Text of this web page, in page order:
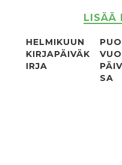
LISÄÄ
HELMIKUUN
KIRJAPÄIVÄK
IRJA
SA